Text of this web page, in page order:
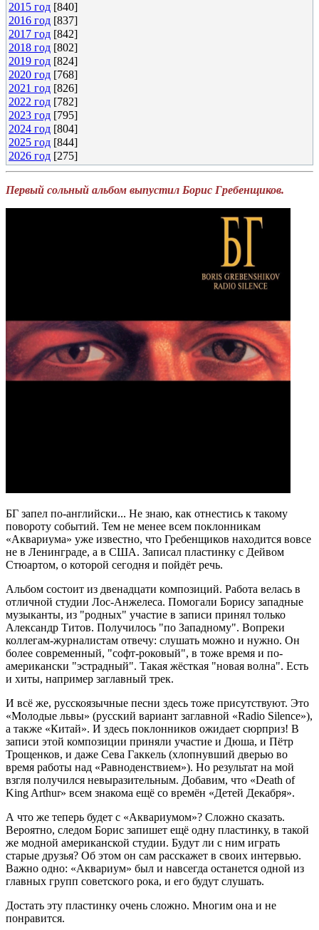
2015 год [840]
2016 год [837]
2017 год [842]
2018 год [802]
2019 год [824]
2020 год [768]
2021 год [826]
2022 год [782]
2023 год [795]
2024 год [804]
2025 год [844]
2026 год [275]
Первый сольный альбом выпустил Борис Гребенщиков.
БГ запел по-английски... Не знаю, как отнестись к такому
повороту событий. Тем не менее всем поклонникам
«Аквариума» уже известно, что Гребенщиков находится вовсе
не в Ленинграде, а в США. Записал пластинку с Дейвом
Стюартом, о которой сегодня и пойдёт речь.
Альбом состоит из двенадцати композиций. Работа велась в
отличной студии Лос-Анжелеса. Помогали Борису западные
музыканты, из "родных" участие в записи принял только
Александр Титов. Получилось "по Западному". Вопреки
коллегам-журналистам отвечу: слушать можно и нужно. Он
более современный, "софт-роковый", в тоже время и по-
американски "эстрадный". Такая жёсткая "новая волна". Есть
и хиты, например заглавный трек.
И всё же, русскоязычные песни здесь тоже присутствуют. Это
«Молодые львы» (русский вариант заглавной «Radio Silence»),
а также «Китай». И здесь поклонников ожидает сюрприз! В
записи этой композиции приняли участие и Дюша, и Пётр
Трощенков, и даже Сева Гаккель (хлопнувший дверью во
время работы над «Равноденствием»). Но результат на мой
взгля получился невыразительным. Добавим, что «Death of
King Arthur» всем знакома ещё со времён «Детей Декабря».
А что же теперь будет с «Аквариумом»? Сложно сказать.
Вероятно, следом Борис запишет ещё одну пластинку, в такой
же модной американской студии. Будут ли с ним играть
старые друзья? Об этом он сам расскажет в своих интервью.
Важно одно: «Аквариум» был и навсегда останется одной из
главных групп советского рока, и его будут слушать.
Достать эту пластинку очень сложно. Многим она и не
понравится.